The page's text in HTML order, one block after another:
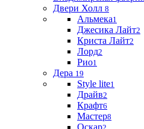
Двери Холл 8
Альмека1
Джесика Лайт2
Криста Лайт2
Лорд2
Рио1
Дера 19
Style lite1
Драйв2
Крафт6
Мастер8
Оскар